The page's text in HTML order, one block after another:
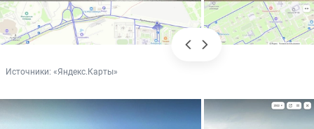
Источники: «Яндекс.Карты»